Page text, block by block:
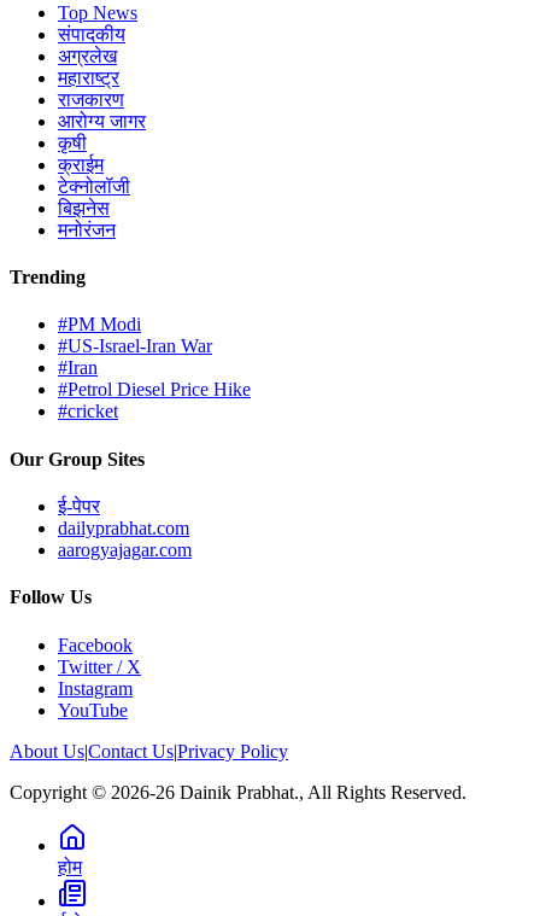
Top News
संपादकीय
अग्रलेख
महाराष्ट्र
राजकारण
आरोग्य जागर
कृषी
क्राईम
टेक्नोलॉजी
बिझनेस
मनोरंजन
Trending
#PM Modi
#US-Israel-Iran War
#Iran
#Petrol Diesel Price Hike
#cricket
Our Group Sites
ई-पेपर
dailyprabhat.com
aarogyajagar.com
Follow Us
Facebook
Twitter / X
Instagram
YouTube
About Us|Contact Us|Privacy Policy
Copyright © 2026-26 Dainik Prabhat., All Rights Reserved.
होम